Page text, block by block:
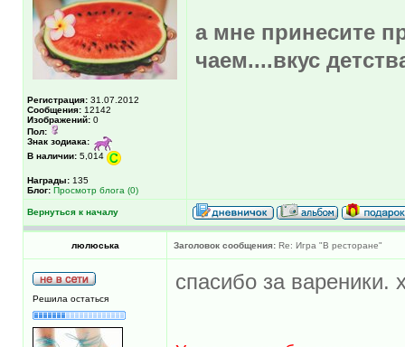
Регистрация: 31.07.2012
Сообщения: 12142
Изображений: 0
Пол:
Знак зодиака:
В наличии: 5,014
Награды: 135
Блог: Просмотр блога (0)
а мне принесите
чаем....вкус
Вернуться к началу
люлюська Заголовок сообщения: Re: Игра "В ресторане"
Решила остаться
спасибо за вареники.